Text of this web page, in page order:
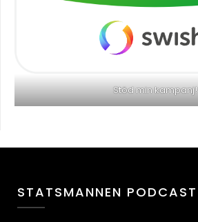
Stöd min kampanj!
STATSMANNEN PODCAST